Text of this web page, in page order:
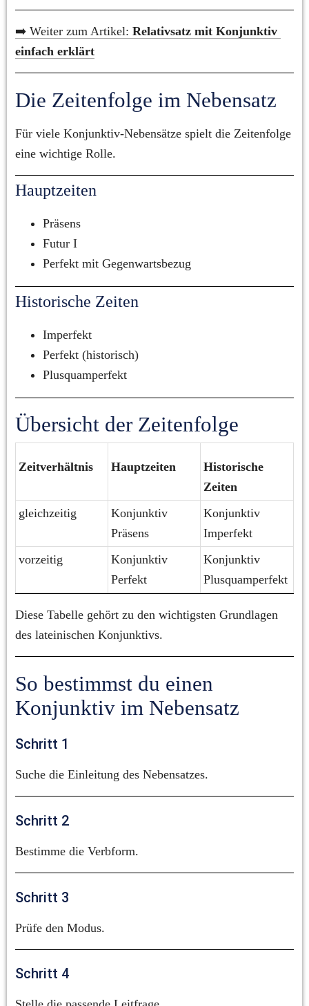
➡️ Weiter zum Artikel: Relativsatz mit Konjunktiv
einfach erklärt
Die Zeitenfolge im Nebensatz
Für viele Konjunktiv-Nebensätze spielt die Zeitenfolge
eine wichtige Rolle.
Hauptzeiten
Präsens
Futur I
Perfekt mit Gegenwartsbezug
Historische Zeiten
Imperfekt
Perfekt (historisch)
Plusquamperfekt
Übersicht der Zeitenfolge
Zeitverhältnis Hauptzeiten
Historische
Zeiten
gleichzeitig
Konjunktiv
Präsens
Konjunktiv
Imperfekt
vorzeitig
Konjunktiv
Perfekt
Konjunktiv
Plusquamperfekt
Diese Tabelle gehört zu den wichtigsten Grundlagen
des lateinischen Konjunktivs.
So bestimmst du einen
Konjunktiv im Nebensatz
Schritt 1
Suche die Einleitung des Nebensatzes.
Schritt 2
Bestimme die Verbform.
Schritt 3
Prüfe den Modus.
Schritt 4